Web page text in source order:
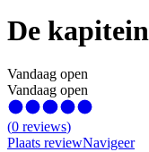
De kapitein
Vandaag open
Vandaag open
(0 reviews)
Plaats reviewNavigeer